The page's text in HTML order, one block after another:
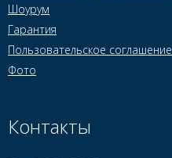
Шоурум
Гарантия
Пользовательское соглашение
Фото
Контакты